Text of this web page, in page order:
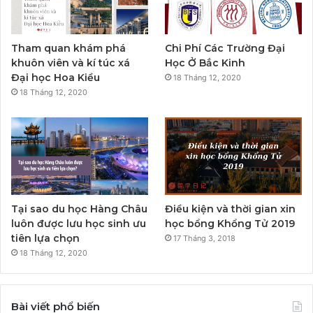
Tham quan khám phá
khuôn viên và kí túc xá
Đại học Hoa Kiều
18 Tháng 12, 2020
Chi Phí Các Trường Đại
Học Ở Bắc Kinh
18 Tháng 12, 2020
Tại sao du học Hàng Châu
luôn được lưu học sinh ưu
tiên lựa chọn
18 Tháng 12, 2020
Điều kiện và thời gian xin
học bổng Khổng Tử 2019
17 Tháng 3, 2018
Bài viết phổ biến